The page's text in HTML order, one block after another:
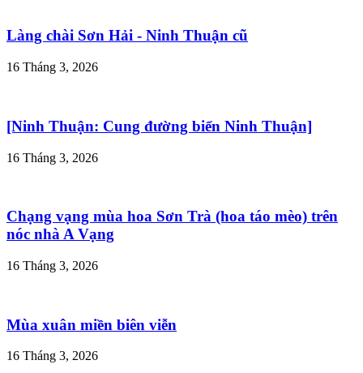
Làng chài Sơn Hải - Ninh Thuận cũ
16 Tháng 3, 2026
[Ninh Thuận: Cung đường biển Ninh Thuận]
16 Tháng 3, 2026
Chạng vạng mùa hoa Sơn Trà (hoa táo mèo) trên
nóc nhà A Vạng
16 Tháng 3, 2026
Mùa xuân miền biên viễn
16 Tháng 3, 2026